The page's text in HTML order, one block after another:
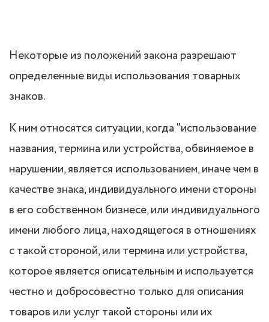
Некоторые из положений закона разрешают
определенные виды использования товарных
знаков.
К ним относятся ситуации, когда "использование
названия, термина или устройства, обвиняемое в
нарушении, является использованием, иначе чем в
качестве знака, индивидуального имени стороны
в его собственном бизнесе, или индивидуального
имени любого лица, находящегося в отношениях
с такой стороной, или термина или устройства,
которое является описательным и используется
честно и добросовестно только для описания
товаров или услуг такой стороны или их